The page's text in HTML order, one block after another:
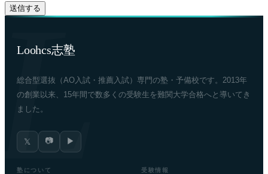
Loohcs志塾
総合型選抜（AO入試・推薦入試）専門の塾・予備校です。2013年
の創業以来、15年間で数多くの受験生を難関大学合格へと導いてき
ました。
𝕏 📷 ▶
塾について 受験情報